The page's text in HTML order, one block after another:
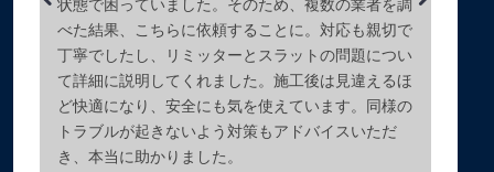
状態で困っていました。そのため、複数の業者を調
べた結果、こちらに依頼することに。対応も親切で
丁寧でしたし、リミッターとスラットの問題につい
て詳細に説明してくれました。施工後は見違えるほ
ど快適になり、安全にも気を使えています。同様の
トラブルが起きないよう対策もアドバイスいただ
き、本当に助かりました。